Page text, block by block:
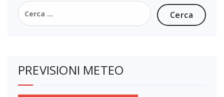
Ricerca
per:
PREVISIONI METEO